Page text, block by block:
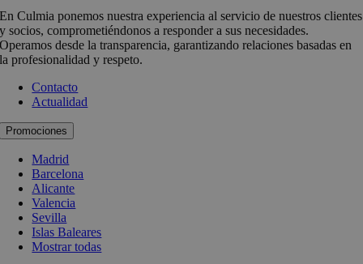
En Culmia ponemos nuestra experiencia al servicio de nuestros clientes
y socios, comprometiéndonos a responder a sus necesidades.
Operamos desde la transparencia, garantizando relaciones basadas en
la profesionalidad y respeto.
Contacto
Actualidad
Promociones
Madrid
Barcelona
Alicante
Valencia
Sevilla
Islas Baleares
Mostrar todas